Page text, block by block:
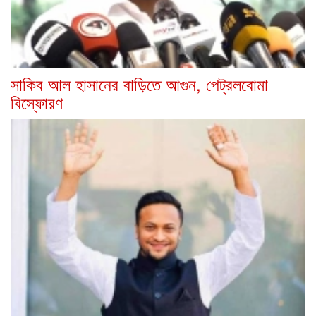
সাকিব আল হাসানের বাড়িতে আগুন, পেট্রলবোমা
বিস্ফোরণ